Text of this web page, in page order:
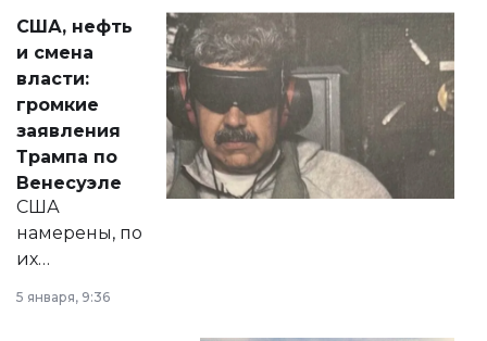
актуальных тем —
от слухов о
политических
реформах до
вопросов армии,
экономики и
личного здоровья.
США, нефть
и смена
власти:
громкие
заявления
Трампа по
Венесуэле
США
намерены, по
их
принести
5 января, 9:36